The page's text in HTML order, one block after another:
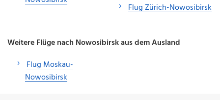
Flug Zürich-Nowosibirsk
Weitere Flüge nach Nowosibirsk aus dem Ausland
Flug Moskau-
Nowosibirsk